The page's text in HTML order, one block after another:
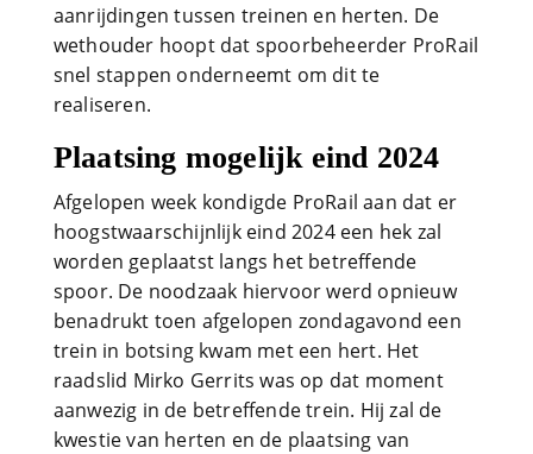
aanrijdingen tussen treinen en herten. De
wethouder hoopt dat spoorbeheerder ProRail
snel stappen onderneemt om dit te
realiseren.
Plaatsing mogelijk eind 2024
Afgelopen week kondigde ProRail aan dat er
hoogstwaarschijnlijk eind 2024 een hek zal
worden geplaatst langs het betreffende
spoor. De noodzaak hiervoor werd opnieuw
benadrukt toen afgelopen zondagavond een
trein in botsing kwam met een hert. Het
raadslid Mirko Gerrits was op dat moment
aanwezig in de betreffende trein. Hij zal de
kwestie van herten en de plaatsing van